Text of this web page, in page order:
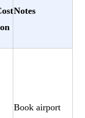
Notes
Book airport